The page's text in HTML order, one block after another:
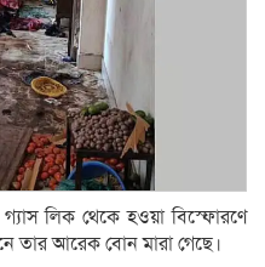
গ্যাস লিক থেকে হওয়া বিস্ফোরণে
তার আরেক বোন মারা গেছে।